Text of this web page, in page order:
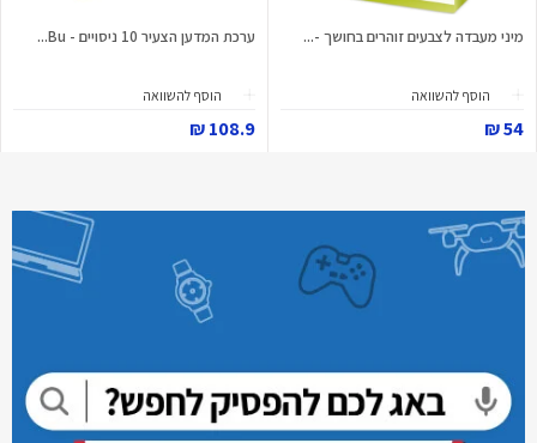
מיני מעבדה לצבעים זוהרים בחושך -...
הוסף להשוואה
54 ₪
ערכת המדען הצעיר 10 ניסויים - Bu...
הוסף להשוואה
108.9 ₪